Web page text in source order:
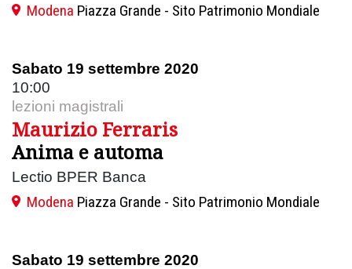
Modena Piazza Grande - Sito Patrimonio Mondiale
Sabato 19 settembre 2020
10:00
lezioni magistrali
Maurizio Ferraris
Anima e automa
Lectio BPER Banca
Modena Piazza Grande - Sito Patrimonio Mondiale
Sabato 19 settembre 2020